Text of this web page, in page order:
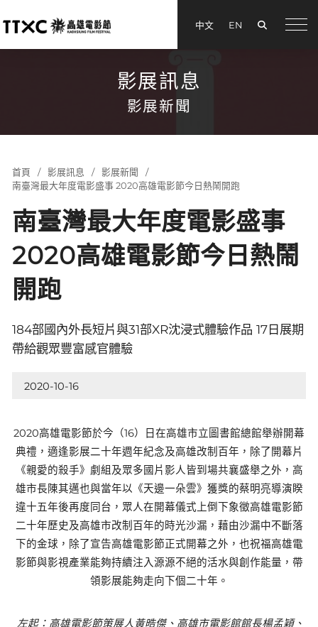
中文 EN
影展訊息
影展新聞
首頁 影展訊息
影展新聞
南臺灣最大年度電影盛事 2020高雄電影節今日熱鬧開跑
南臺灣最大年度電影盛事
2020高雄電影節今日熱鬧
開跑
184部國內外長短片與31部XR沈浸式體驗作品 17日展期
帶給觀眾豐富感官體驗
2020-10-16
2020高雄電影節於今（16）日在高雄市立圖書館總館舉辦開幕
典禮，適逢影展二十年週年紀念及高雄改制百年，除了開幕片
《親愛的殺手》劇組及眾多國片影人皆到場共襄盛舉之外，高
雄市長陳其邁也與當年以《天邊一朵雲》獲獎的蔡明亮導演睽
違十五年後再度同台，眾人在開幕儀式上倒下象徵高雄電影節
二十年歷史及高雄市改制百年的時光沙漏，藉由沙漏中不斷落
下的金球，除了宣告高雄電影節正式開幕之外，也祝福高雄電
影節與影視產業能夠持續注入源源不絕的活水與創作能量，帶
領影展能夠走向下個二十年。
左起：高雄電影節策展人黃晧傑、高雄市電影館館長楊孟穎、